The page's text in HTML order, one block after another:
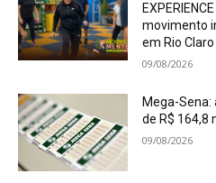
movimento
em Rio Claro
09/08/2026
Mega-
de R$ 164,8
09/08/2026